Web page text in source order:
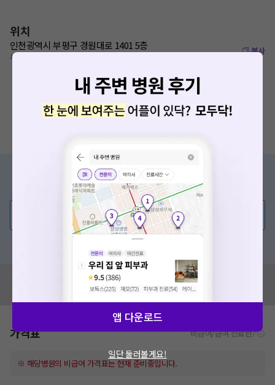
위치
인천광역시 부평구 경원대로 1401 5층
부평역 240m
복사
증상/치료, 궁금한 점이 있나요?
의사가 직접 답해드려요!
💬 무엇이든 물어보세요
혹은, 의료상담 서비스에 다양한 게시글 보러가기
혹시 잘못된 병원정보가 있나요?
모두닥 팀에 알려주세요!
가격표 비급여/급여 진료란?
※ 해당병원의 비급여 가격표는 현재 준비중입니다.
앱 다운로드
일단 둘러볼게요!